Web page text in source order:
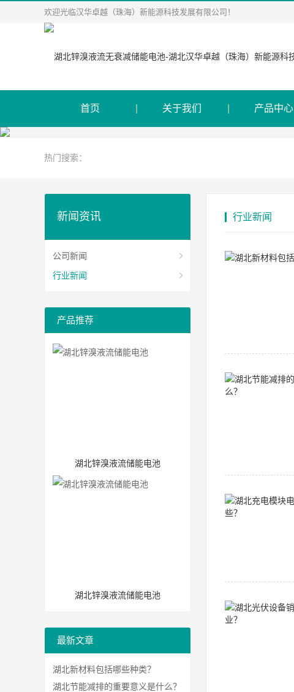
欢迎光临汉华卓越（珠海）新能源科技发展有限公司！
首页 关于我们 产品中心
热门搜索：
行业新闻
新闻资讯
公司新闻
行业新闻
产品推荐
湖北锌溴液流储能电池
湖北锌溴液流储能电池
最新文章
湖北新材料包括哪些种类？
湖北节能减排的重要意义是什么？